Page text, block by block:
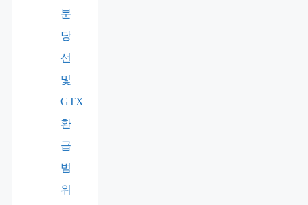
분
당
선
및
GTX
환
급
범
위